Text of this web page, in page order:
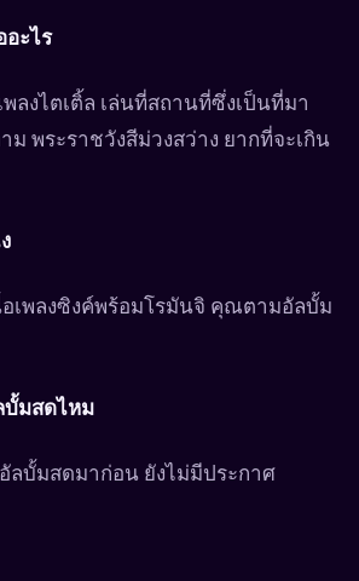
ะไร
ลงไตเติ้ล เล่นที่สถานที่ซึ่งเป็นที่มา
ม พระราชวังสีม่วงสว่าง ยากที่จะเกิน
อเพลงซิงค์พร้อมโรมันจิ คุณตามอัลบั้ม
บั้มสดไหม
อัลบั้มสดมาก่อน ยังไม่มีประกาศ